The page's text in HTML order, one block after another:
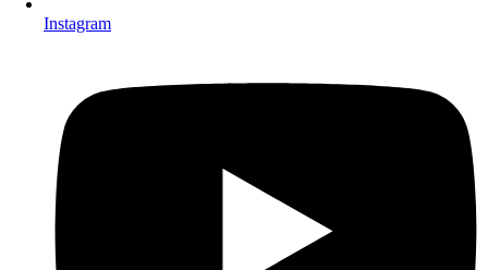
Instagram